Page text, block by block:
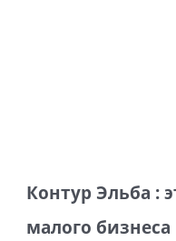
Контур Эльба :
малого